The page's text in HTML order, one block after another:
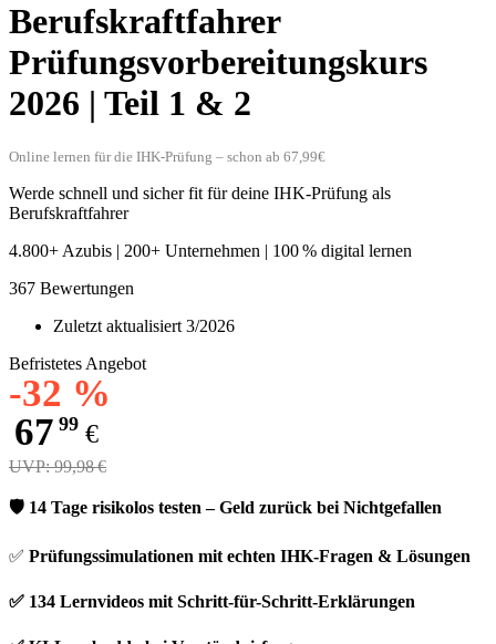
Berufskraftfahrer
Prüfungsvorbereitungskurs
2026 | Teil 1 & 2
Online lernen für die IHK-Prüfung – schon ab 67,99€
Werde schnell und sicher fit für deine IHK-Prüfung als
Berufskraftfahrer
4.800+ Azubis | 200+ Unternehmen | 100 % digital lernen
367 Bewertungen
Zuletzt aktualisiert 3/2026
Befristetes Angebot
-32 %
67 99 €
UVP: 99,98 €
🛡️ 14 Tage risikolos testen – Geld zurück bei Nichtgefallen
✅ Prüfungssimulationen mit echten IHK-Fragen & Lösungen
✅ 134 Lernvideos mit Schritt-für-Schritt-Erklärungen